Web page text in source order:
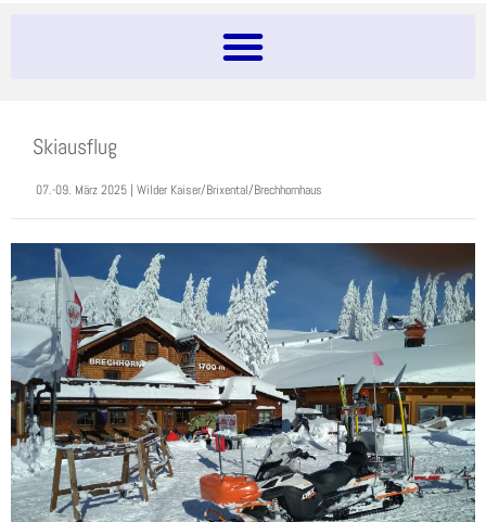
Skiausflug
07.-09. März 2025 | Wilder Kaiser/Brixental/Brechhornhaus